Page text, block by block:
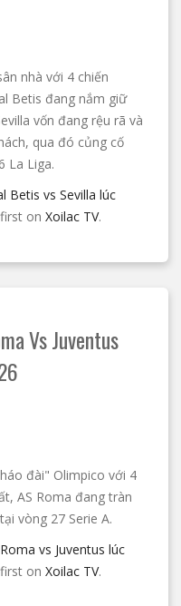
nhà với 4 chiến
Betis đang nắm giữ
vốn đang rệu rã và
qua đó củng cố
La Liga.
Betis vs Sevilla lúc
on Xoilac TV.
Vs Juventus
đài" Olimpico với 4
AS Roma đang tràn
vòng 27 Serie A.
vs Juventus lúc
on Xoilac TV.